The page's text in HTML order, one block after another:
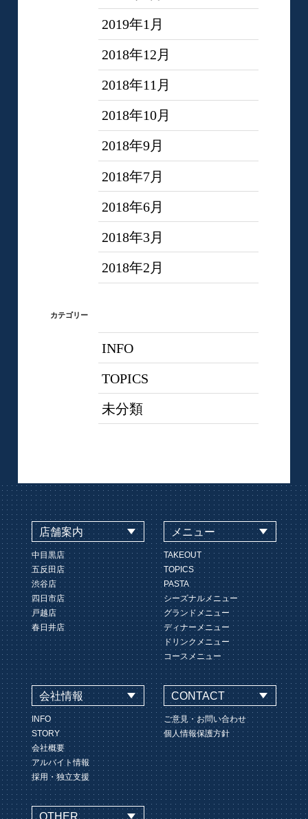
2019年1月
2018年12月
2018年11月
2018年10月
2018年9月
2018年7月
2018年6月
2018年3月
2018年2月
カテゴリー
INFO
TOPICS
未分類
店舗案内
中目黒店
五反田店
渋谷店
四日市店
戸越店
春日井店
メニュー
TAKEOUT
TOPICS
PASTA
シーズナルメニュー
グランドメニュー
ディナーメニュー
ドリンクメニュー
コースメニュー
会社情報
INFO
STORY
会社概要
アルバイト情報
採用・独立支援
CONTACT
ご意見・お問い合わせ
個人情報保護方針
OTHER